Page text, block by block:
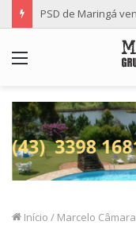
Início / Marcelo Câmara